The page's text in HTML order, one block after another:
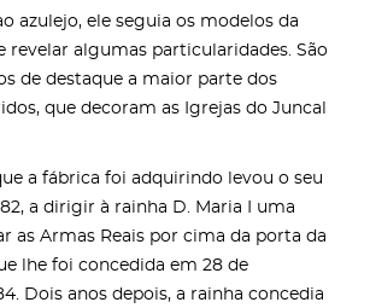
azulejo, ele seguia os modelos da
revelar algumas particularidades. São
de destaque a maior parte dos
que decoram as Igrejas do Juncal
a fábrica foi adquirindo levou o seu
a dirigir à rainha D. Maria I uma
as Armas Reais por cima da porta da
lhe foi concedida em 28 de
Dois anos depois, a rainha concedia